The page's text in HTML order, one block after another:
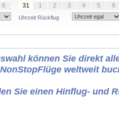
6
31
1 2 3 4 5 6
Uhrzeit Rückflug
können Sie direkt
NonStopFlüge weltweit
Sie einen Hinflug- und